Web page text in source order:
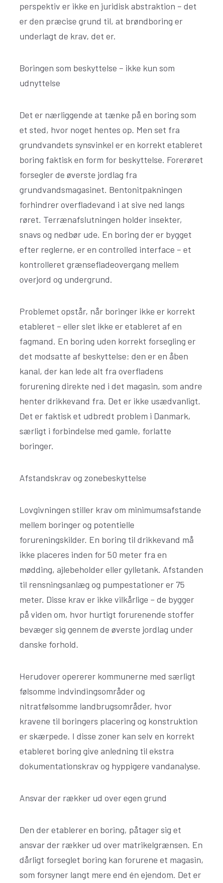
perspektiv er ikke en juridisk abstraktion – det
er den præcise grund til, at brøndboring er
underlagt de krav, det er.
Boringen som beskyttelse – ikke kun som
udnyttelse
Det er nærliggende at tænke på en boring som
et sted, hvor noget hentes op. Men set fra
grundvandets synsvinkel er en korrekt etableret
boring faktisk en form for beskyttelse. Forerøret
forsegler de øverste jordlag fra
grundvandsmagasinet. Bentonitpakningen
forhindrer overfladevand i at sive ned langs
røret. Terrænafslutningen holder insekter,
snavs og nedbør ude. En boring der er bygget
efter reglerne, er en controlled interface – et
kontrolleret grænsefladeovergang mellem
overjord og undergrund.
Problemet opstår, når boringer ikke er korrekt
etableret – eller slet ikke er etableret af en
fagmand. En boring uden korrekt forsegling er
det modsatte af beskyttelse: den er en åben
kanal, der kan lede alt fra overfladens
forurening direkte ned i det magasin, som andre
henter drikkevand fra. Det er ikke usædvanligt.
Det er faktisk et udbredt problem i Danmark,
særligt i forbindelse med gamle, forlatte
boringer.
Afstandskrav og zonebeskyttelse
Lovgivningen stiller krav om minimumsafstande
mellem boringer og potentielle
forureningskilder. En boring til drikkevand må
ikke placeres inden for 50 meter fra en
mødding, ajlebeholder eller gylletank. Afstanden
til rensningsanlæg og pumpestationer er 75
meter. Disse krav er ikke vilkårlige – de bygger
på viden om, hvor hurtigt forurenende stoffer
bevæger sig gennem de øverste jordlag under
danske forhold.
Herudover opererer kommunerne med særligt
følsomme indvindingsområder og
nitratfølsomme landbrugsområder, hvor
kravene til boringers placering og konstruktion
er skærpede. I disse zoner kan selv en korrekt
etableret boring give anledning til ekstra
dokumentationskrav og hyppigere vandanalyse.
Ansvar der rækker ud over egen grund
Den der etablerer en boring, påtager sig et
ansvar der rækker ud over matrikelgrænsen. En
dårligt forseglet boring kan forurene et magasin,
som forsyner langt mere end én ejendom. Det er